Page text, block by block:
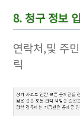
8. 청구 정보
연락처,및 주
릭